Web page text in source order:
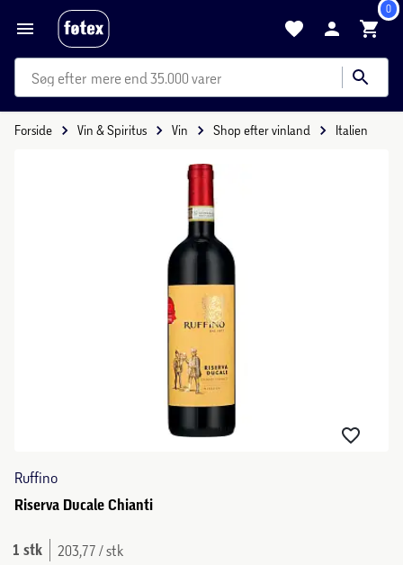
0
mere end 35.000 varer
Forside Vin & Spiritus Vin Shop efter vinland Italien
Ruffino
Riserva Ducale Chianti
1 stk 203,77 / stk